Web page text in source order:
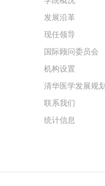
发展沿革
现任领导
国际顾问委员会
机构设置
清华医学发展规划
联系我们
统计信息